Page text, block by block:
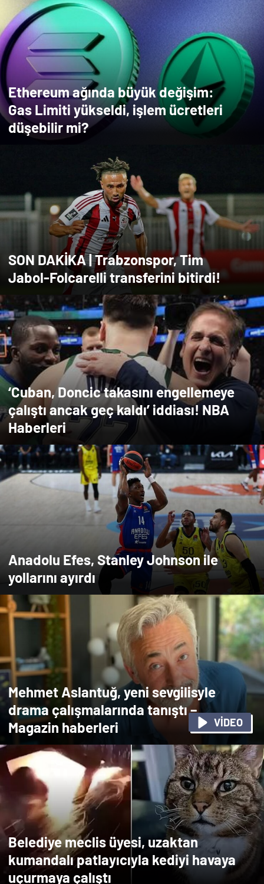
Ethereum ağında büyük değişim:
Gas Limiti yükseldi, işlem ücretleri
düşebilir mi?
SON DAKİKA | Trabzonspor, Tim
Jabol-Folcarelli transferini bitirdi!
‘Cuban, Doncic takasını engellemeye
çalıştı ancak geç kaldı’ iddiası! NBA
Haberleri
Anadolu Efes, Stanley Johnson ile
yollarını ayırdı
Mehmet Aslantuğ, yeni sevgilisyle
drama çalışmalarında tanıştı –
Magazin haberleri
VİDEO
Belediye meclis üyesi, uzaktan
kumandalı patlayıcıyla kediyi havaya
uçurmaya çalıştı